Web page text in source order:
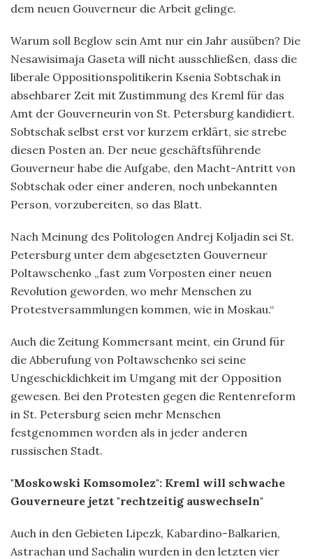
dem neuen Gouverneur die Arbeit gelinge.
Warum soll Beglow sein Amt nur ein Jahr ausüben? Die
Nesawisimaja Gaseta will nicht ausschließen, dass die
liberale Oppositionspolitikerin Ksenia Sobtschak in
absehbarer Zeit mit Zustimmung des Kreml für das
Amt der Gouverneurin von St. Petersburg kandidiert.
Sobtschak selbst erst vor kurzem erklärt, sie strebe
diesen Posten an. Der neue geschäftsführende
Gouverneur habe die Aufgabe, den Macht-Antritt von
Sobtschak oder einer anderen, noch unbekannten
Person, vorzubereiten, so das Blatt.
Nach Meinung des Politologen Andrej Koljadin sei St.
Petersburg unter dem abgesetzten Gouverneur
Poltawschenko „fast zum Vorposten einer neuen
Revolution geworden, wo mehr Menschen zu
Protestversammlungen kommen, wie in Moskau.“
Auch die Zeitung Kommersant meint, ein Grund für
die Abberufung von Poltawschenko sei seine
Ungeschicklichkeit im Umgang mit der Opposition
gewesen. Bei den Protesten gegen die Rentenreform
in St. Petersburg seien mehr Menschen
festgenommen worden als in jeder anderen
russischen Stadt.
"Moskowski Komsomolez": Kreml will schwache
Gouverneure jetzt "rechtzeitig auswechseln"
Auch in den Gebieten Lipezk, Kabardino-Balkarien,
Astrachan und Sachalin wurden in den letzten vier